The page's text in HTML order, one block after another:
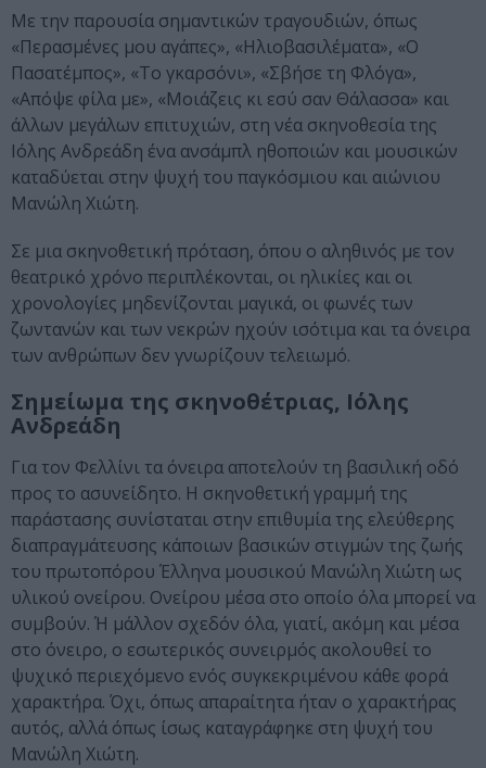
Με την παρουσία σημαντικών τραγουδιών, όπως
«Περασμένες μου αγάπες», «Ηλιοβασιλέματα», «Ο
Πασατέμπος», «Το γκαρσόνι», «Σβήσε τη Φλόγα»,
«Απόψε φίλα με», «Μοιάζεις κι εσύ σαν Θάλασσα» και
άλλων μεγάλων επιτυχιών, στη νέα σκηνοθεσία της
Ιόλης Ανδρεάδη ένα ανσάμπλ ηθοποιών και μουσικών
καταδύεται στην ψυχή του παγκόσμιου και αιώνιου
Μανώλη Χιώτη.
Σε μια σκηνοθετική πρόταση, όπου ο αληθινός με τον
θεατρικό χρόνο περιπλέκονται, οι ηλικίες και οι
χρονολογίες μηδενίζονται μαγικά, οι φωνές των
ζωντανών και των νεκρών ηχούν ισότιμα και τα όνειρα
των ανθρώπων δεν γνωρίζουν τελειωμό.
Σημείωμα της σκηνοθέτριας, Ιόλης
Ανδρεάδη
Για τον Φελλίνι τα όνειρα αποτελούν τη βασιλική οδό
προς το ασυνείδητο. Η σκηνοθετική γραμμή της
παράστασης συνίσταται στην επιθυμία της ελεύθερης
διαπραγμάτευσης κάποιων βασικών στιγμών της ζωής
του πρωτοπόρου Έλληνα μουσικού Μανώλη Χιώτη ως
υλικού ονείρου. Ονείρου μέσα στο οποίο όλα μπορεί να
συμβούν. Ή μάλλον σχεδόν όλα, γιατί, ακόμη και μέσα
στο όνειρο, ο εσωτερικός συνειρμός ακολουθεί το
ψυχικό περιεχόμενο ενός συγκεκριμένου κάθε φορά
χαρακτήρα. Όχι, όπως απαραίτητα ήταν ο χαρακτήρας
αυτός, αλλά όπως ίσως καταγράφηκε στη ψυχή του
Μανώλη Χιώτη.